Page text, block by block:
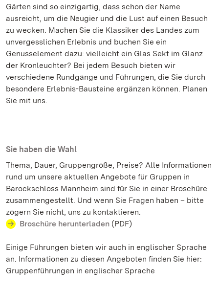
Gärten sind so einzigartig, dass schon der Name
ausreicht, um die Neugier und die Lust auf einen Besuch
zu wecken. Machen Sie die Klassiker des Landes zum
unvergesslichen Erlebnis und buchen Sie ein
Genusselement dazu: vielleicht ein Glas Sekt im Glanz
der Kronleuchter? Bei jedem Besuch bieten wir
verschiedene Rundgänge und Führungen, die Sie durch
besondere Erlebnis-Bausteine ergänzen können. Planen
Sie mit uns.
Sie haben die Wahl
Thema, Dauer, Gruppengröße, Preise? Alle Informationen
rund um unsere aktuellen Angebote für Gruppen in
Barockschloss Mannheim sind für Sie in einer Broschüre
zusammengestellt. Und wenn Sie Fragen haben – bitte
zögern Sie nicht, uns zu kontaktieren.
Broschüre herunterladen (PDF)
Einige Führungen bieten wir auch in englischer Sprache
an. Informationen zu diesen Angeboten finden Sie hier:
Gruppenführungen in englischer Sprache